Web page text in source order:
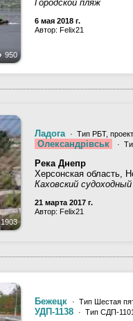
950
Городской пляж
6 мая 2018 г.
Автор: Felix21
1903
Ладога · Тип РБТ,
Олександрiвськ ·
Река Днепр
Херсонская область,
Каховский
21 марта 2017 г.
Автор: Felix21
Бежецк · Тип Шестая
УДП-1138 · Тип СДП-